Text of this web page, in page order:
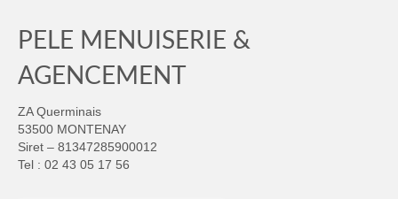
PELE MENUISERIE &
AGENCEMENT
ZA Querminais
53500 MONTENAY
Siret – 81347285900012
Tel : 02 43 05 17 56